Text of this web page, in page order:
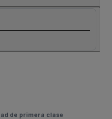
de primera clase